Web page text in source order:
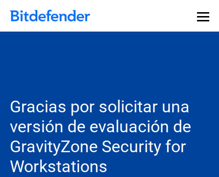
Gracias por solicitar una
versión de evaluación de
GravityZone Security for
Workstations